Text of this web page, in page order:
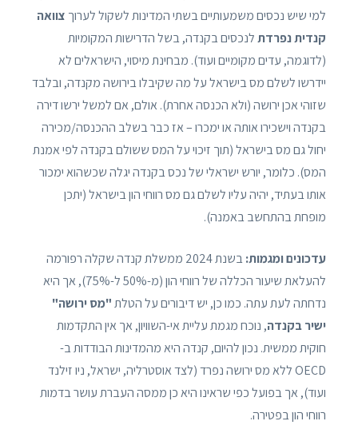
למי שיש נכסים משמעותיים בשתי המדינות לשקול לערוך צוואה
קנדית נפרדתלנכסים בקנדה, בשל הדרישות המקומיות
(לדוגמה, עדים מקומיים ועוד). מבחינת מיסוי, הישראלים לא
יידרשו לשלם מס בישראל על מה שקיבלו בירושה מקנדה, ובלבד
שזוהי אכן ירושה (ולא הכנסה אחרת). אולם, אם למשל ירשו דירה
בקנדה וישכירו אותה או ימכרו – אז כבר בשלב ההכנסה/מכירה
יחול גם מס בישראל (תוך זיכוי על המס ששולם בקנדה לפי אמנת
המס). כלומר, יורש ישראלי של נכס בקנדה יגלה שכשהוא ימכור
אותו בעתיד, יהיה עליו לשלם גם מס רווחי הון בישראל (יתכן
מופחת בהתחשב באמנה).
עדכונים ומגמות:
בשנת 2024 ממשלת קנדה שקלה רפורמה
להעלאת שיעור הכללה של רווחי הון (מ-50% ל-75%), אך היא
נדחתה לעת עתה. כמו כן, יש דיבורים על הטלת"מס ירושה"
ישיר בקנדה, נוכח מגמת עליית אי-השוויון, אך אין התקדמות
חוקית ממשית. נכון להיום, קנדה היא מהמדינות הבודדות ב-
OECD ללא מס ירושה נפרד (לצד אוסטרליה, ישראל, ניו זילנד
ועוד), אך בפועל כפי שראינו היא כן ממסה העברת עושר בדמות
רווחי הון בפטירה.